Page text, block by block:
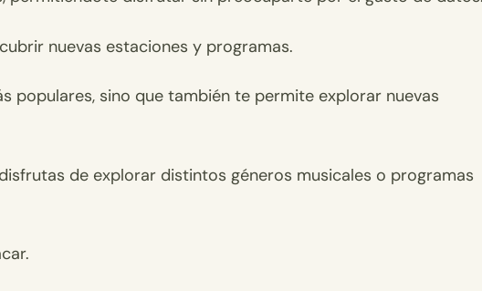
nuevas estaciones y programas.
populares, sino que también te permite explorar nuevas
de explorar distintos géneros musicales o programas